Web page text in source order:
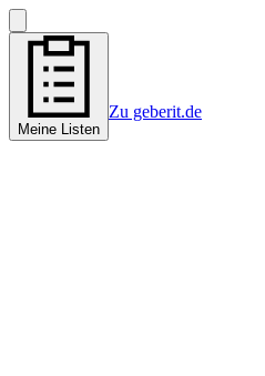
Meine Listen
Zu geberit.de